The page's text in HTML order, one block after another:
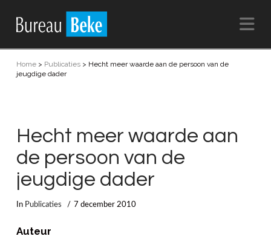
Home> Publicaties> Hecht meer waarde aan de persoon van de
jeugdige dader
Hecht meer waarde aan
de persoon van de
jeugdige dader
In Publicaties 7 december 2010
Auteur